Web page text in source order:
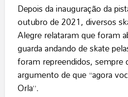
Depois da inauguração da
outubro de 2021, diversos
Alegre relataram que foram
guarda andando de skate
foram repreendidos, sempre
argumento de que “agora
Orla”.